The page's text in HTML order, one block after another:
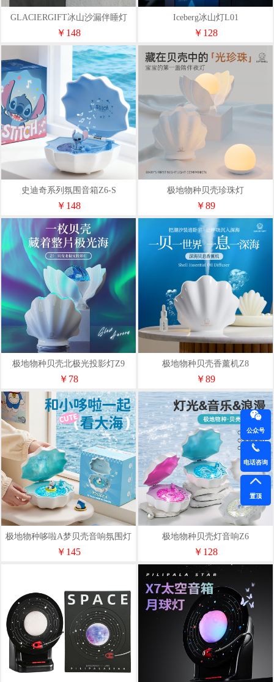
GLACIERGIFT冰山沙漏伴睡灯
￥148
Iceberg冰山灯L01
￥128
史迪奇系列氛围音箱Z6-S
￥148
极地物种贝壳珍珠灯
￥89
极地物种贝壳北极光投影灯Z9
￥78
极地物种贝壳香薰机Z8
￥89
极地物种哆啦A梦贝壳音响氛围灯
Z6-D
￥145
极地物种贝壳灯音响Z6
￥128
公众号
电话咨询
置顶